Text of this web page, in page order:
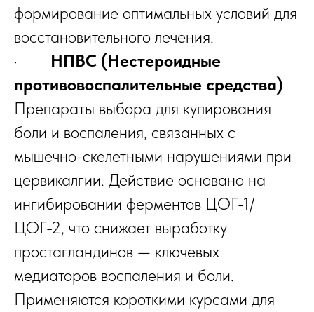
формирование оптимальных условий для
восстановительного лечения.
· НПВС (Нестероидные
противовоспалительные средства)
Препараты выбора для купирования
боли и воспаления, связанных с
мышечно-скелетными нарушениями при
цервикалгии. Действие основано на
ингибировании ферментов ЦОГ-1/
ЦОГ-2, что снижает выработку
простагландинов — ключевых
медиаторов воспаления и боли.
Применяются короткими курсами для